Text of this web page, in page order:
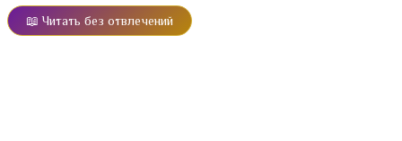
📖 Читать без отвлечений